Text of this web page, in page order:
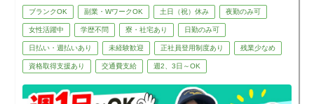
ブランクOK 副業・WワークOK 土日（祝）休み 夜勤のみ可
女性活躍中 学歴不問 寮・社宅あり 日勤のみ可
日払い・週払いあり 未経験歓迎 正社員登用制度あり 残業少なめ
資格取得支援あり 交通費支給 週2、3日～OK